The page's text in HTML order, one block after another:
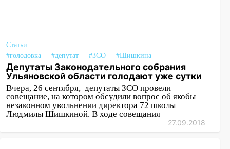
Статьи
#голодовка
#депутат #ЗСО #Шишкина
Депутаты Законодательного собрания
Ульяновской области голодают уже сутки
Вчера, 26 сентября, депутаты ЗСО провели
совещание, на котором обсудили вопрос об якобы
незаконном увольнении директора 72 школы
Людмилы Шишкиной. В ходе совещания
27.09.2018